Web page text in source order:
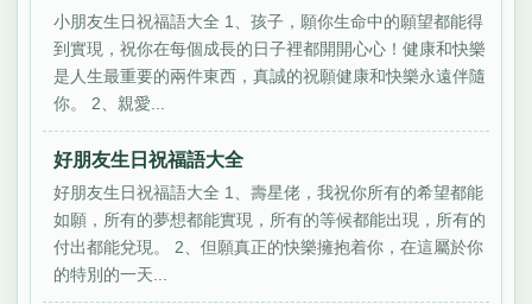
小朋友生日祝福語大全 1、孩子，願你生命中的願望都能得
到實現，祝你在每個成長的日子裡都開開心心！健康和快樂
是人生最重要的兩件東西，真誠的祝願健康和快樂永遠伴隨
你。 2、親愛...
好朋友生日祝福語大全
好朋友生日祝福語大全 1、壽星佬，我祝你所有的希望都能
如願，所有的夢想都能實現，所有的等候都能出現，所有的
付出都能兌現。 2、但願真正的快樂擁抱着你，在這屬於你
的特別的一天...